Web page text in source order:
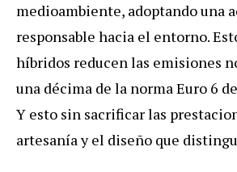
medioambiente, adoptando una
responsable hacia el entorno.
híbridos reducen las emisiones
una décima de la norma Euro 6
Y esto sin sacrificar las
artesanía y el diseño que